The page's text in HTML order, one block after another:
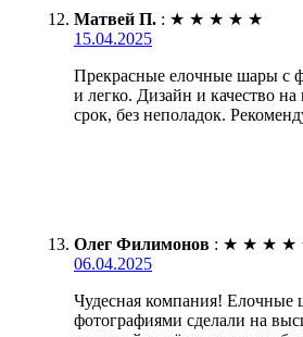
Матвей П. : ★ ★ ★ ★ ★
15.04.2025
Прекрасные елочные шары с
и легко. Дизайн и качество на
срок, без неполадок.
Олег Филимонов : ★ ★ ★ ★
06.04.2025
Чудесная компания! Елочные
фотографиями сделали на